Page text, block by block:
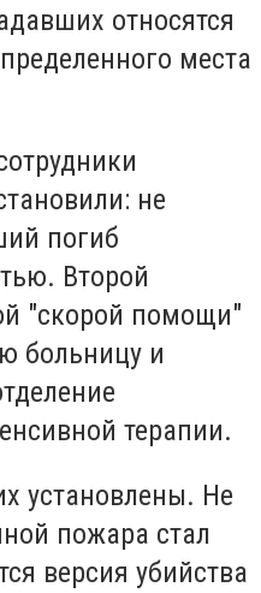
относятся
места
не
погиб
Второй
"скорой помощи"
больницу и
терапии.
установлены. Не
пожара стал
версия убийства